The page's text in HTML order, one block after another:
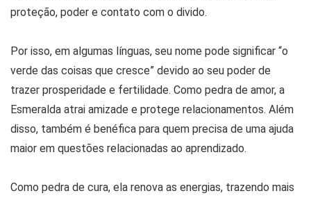
proteção, poder e contato com o divido.
Por isso, em algumas línguas, seu nome pode significar “o
verde das coisas que cresce” devido ao seu poder de
trazer prosperidade e fertilidade. Como pedra de amor, a
Esmeralda atrai amizade e protege relacionamentos. Além
disso, também é benéfica para quem precisa de uma ajuda
maior em questões relacionadas ao aprendizado.
Como pedra de cura, ela renova as energias, trazendo mais